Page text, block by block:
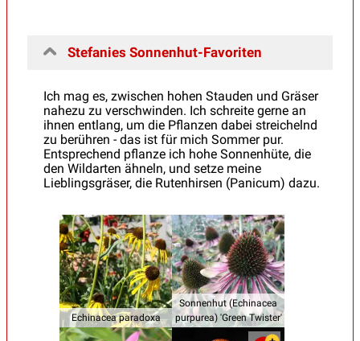
Stefanies Sonnenhut-Favoriten
Ich mag es, zwischen hohen Stauden und Gräser
nahezu zu verschwinden. Ich schreite gerne an
ihnen entlang, um die Pflanzen dabei streichelnd
zu berühren - das ist für mich Sommer pur.
Entsprechend pflanze ich hohe Sonnenhüte, die
den Wildarten ähneln, und setze meine
Lieblingsgräser, die Rutenhirsen (Panicum) dazu.
Echinacea paradoxa
Sonnenhut (Echinacea
purpurea) 'Green Twister'